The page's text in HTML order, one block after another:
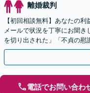
離婚裁判
【初回相談無料】あなたの
メールで状況を丁寧にお聞
を切り出された」「不貞の慰
【リーズナブルな料金設定】
電話でお問い合わ